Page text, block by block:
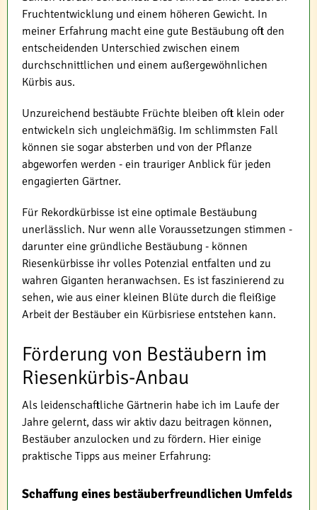
Fruchtentwicklung und einem höheren Gewicht. In
meiner Erfahrung macht eine gute Bestäubung oft den
entscheidenden Unterschied zwischen einem
durchschnittlichen und einem außergewöhnlichen
Kürbis aus.
Unzureichend bestäubte Früchte bleiben oft klein oder
entwickeln sich ungleichmäßig. Im schlimmsten Fall
können sie sogar absterben und von der Pflanze
abgeworfen werden - ein trauriger Anblick für jeden
engagierten Gärtner.
Für Rekordkürbisse ist eine optimale Bestäubung
unerlässlich. Nur wenn alle Voraussetzungen stimmen -
darunter eine gründliche Bestäubung - können
Riesenkürbisse ihr volles Potenzial entfalten und zu
wahren Giganten heranwachsen. Es ist faszinierend zu
sehen, wie aus einer kleinen Blüte durch die fleißige
Arbeit der Bestäuber ein Kürbisriese entstehen kann.
Förderung von Bestäubern im
Riesenkürbis-Anbau
Als leidenschaftliche Gärtnerin habe ich im Laufe der
Jahre gelernt, dass wir aktiv dazu beitragen können,
Bestäuber anzulocken und zu fördern. Hier einige
praktische Tipps aus meiner Erfahrung:
Schaffung eines bestäuberfreundlichen Umfelds